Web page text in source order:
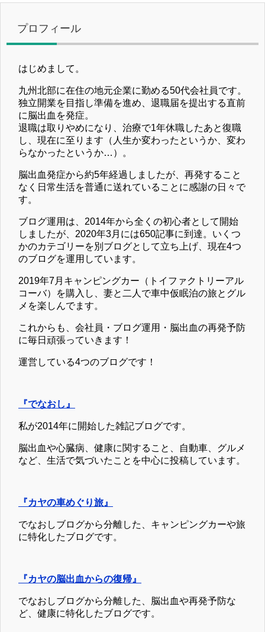
プロフィール
はじめまして。
九州北部に在住の地元企業に勤める50代会社員です。
独立開業を目指し準備を進め、退職届を提出する直前
に脳出血を発症。
退職は取りやめになり、治療で1年休職したあと復職
し、現在に至ります（人生か変わったというか、変わ
らなかったというか…）。
脳出血発症から約5年経過しましたが、再発すること
なく日常生活を普通に送れていることに感謝の日々で
す。
ブログ運用は、2014年から全くの初心者として開始
しましたが、2020年3月には650記事に到達。いくつ
かのカテゴリーを別ブログとして立ち上げ、現在4つ
のブログを運用しています。
2019年7月キャンピングカー（トイファクトリーアル
コーバ）を購入し、妻と二人で車中仮眠泊の旅とグル
メを楽しんでます。
これからも、会社員・ブログ運用・脳出血の再発予防
に毎日頑張っていきます！
運営している4つのブログです！
『でなおし』
私が2014年に開始した雑記ブログです。
脳出血や心臓病、健康に関すること、自動車、グルメ
など、生活で気づいたことを中心に投稿しています。
『カヤの車めぐり旅』
でなおしブログから分離した、キャンピングカーや旅
に特化したブログです。
『カヤの脳出血からの復帰』
でなおしブログから分離した、脳出血や再発予防な
ど、健康に特化したブログです。